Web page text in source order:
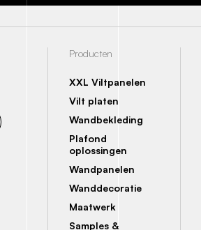
Producten
XXL Viltpanelen
Vilt platen
Wandbekleding
Plafond
oplossingen
Wandpanelen
Wanddecoratie
Maatwerk
Samples &